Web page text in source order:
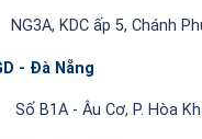
NG3A, KDC ấp 5, Chánh
- Đà Nẵng
Số B1A - Âu Cơ, P. Hòa